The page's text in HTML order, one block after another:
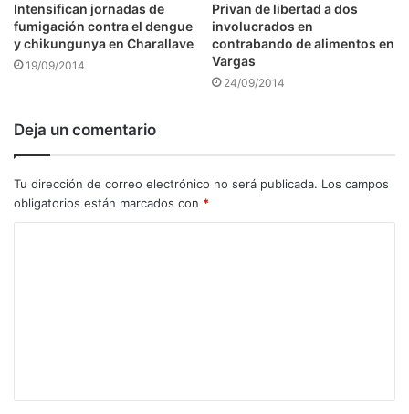
Intensifican jornadas de
fumigación contra el dengue
y chikungunya en Charallave
19/09/2014
Privan de libertad a dos
involucrados en
contrabando de alimentos en
Vargas
24/09/2014
Deja un comentario
Tu dirección de correo electrónico no será publicada. Los campos
obligatorios están marcados con *
a